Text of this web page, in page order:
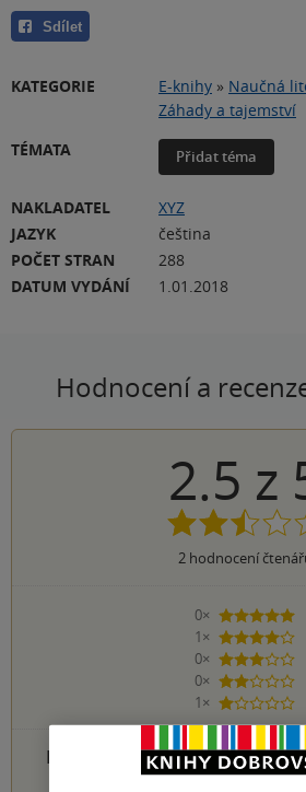
Sdílet
KATEGORIE E-knihy » Naučná
Záhady a tajemství
TÉMATA
Přidat téma
NAKLADATEL
XYZ
JAZYK
čeština
POČET STRAN
288
DATUM VYDÁNÍ
1.01.2018
Hodnocení a
2.5 z
2hodnocení
0×
5
1×
4
0×
3 hvězdičky
0×
2 hvězdičky
1×
1 hvezdička
PŘIDEJTE SVÉ HODNOCENÍ